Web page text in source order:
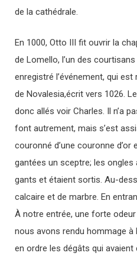
de la cathédrale.
En 1000, Otto III fit ouvrir la
de Lomello, l’un des
enregistré l’événement, qui
de Novalesia,écrit vers 1026.
donc allés voir Charles. Il n’a
font autrement, mais s’est
couronné d’une couronne
gantées un sceptre; les
gants et étaient sortis. Au-
calcaire et de marbre. En
À notre entrée, une forte
nous avons rendu hommage à
en ordre les dégâts qui avaient